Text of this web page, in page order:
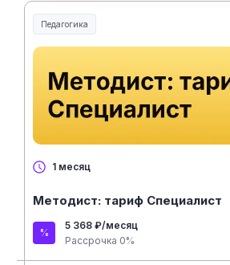
Педагогика
Образование и педагогика
1 месяц
Методист: тариф Специалист
5 368 ₽/месяц
Рассрочка 0%